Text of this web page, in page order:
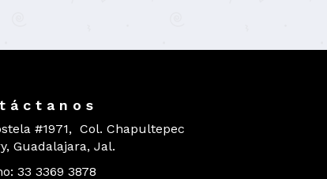
á c t a n o s
#1971, Col. Chapultepec
Guadalajara, Jal.
33 3369 3878